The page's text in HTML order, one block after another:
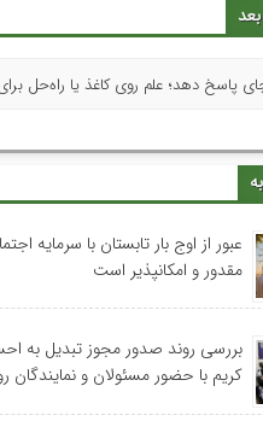
پاسخ دهد؛ علم روی کاغذ یا راه‌حل
عبور از اوج بار تابستان با سرمایه
مقدور و امکانپذیر است
بررسی روند صدور مجوز تبدیل به
کریم با حضور مسئولان و نمایندگان